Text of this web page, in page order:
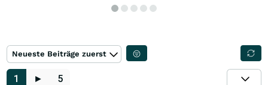
Neueste Beiträge zuerst
1 ► 5